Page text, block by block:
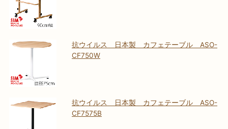
抗ウイルス 日本製 カフェテーブル ASO-
CF750W
抗ウイルス 日本製 カフェテーブル ASO-
CF7575B